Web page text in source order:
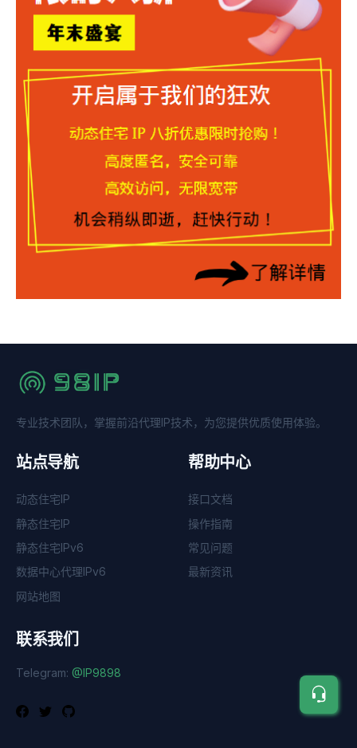
专业技术团队，掌握前沿代理IP技术，为您提供优质使用体验。
站点导航
动态住宅IP
静态住宅IP
静态住宅IPv6
数据中心代理IPv6
网站地图
帮助中心
接口文档
操作指南
常见问题
最新资讯
联系我们
Telegram: @IP9898